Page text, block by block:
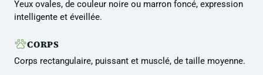
Yeux ovales, de couleur noire ou marron foncé, expression
intelligente et éveillée.
CORPS
Corps rectangulaire, puissant et musclé, de taille moyenne.